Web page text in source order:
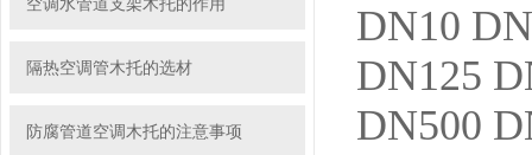
隔热空调管木托的选材
防腐管道空调木托的注意事项
DN10
DN125
DN500